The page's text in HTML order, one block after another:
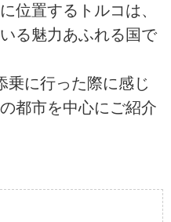
位置するトルコは、
る魅力あふれる国で
乗に行った際に感じ
都市を中心にご紹介